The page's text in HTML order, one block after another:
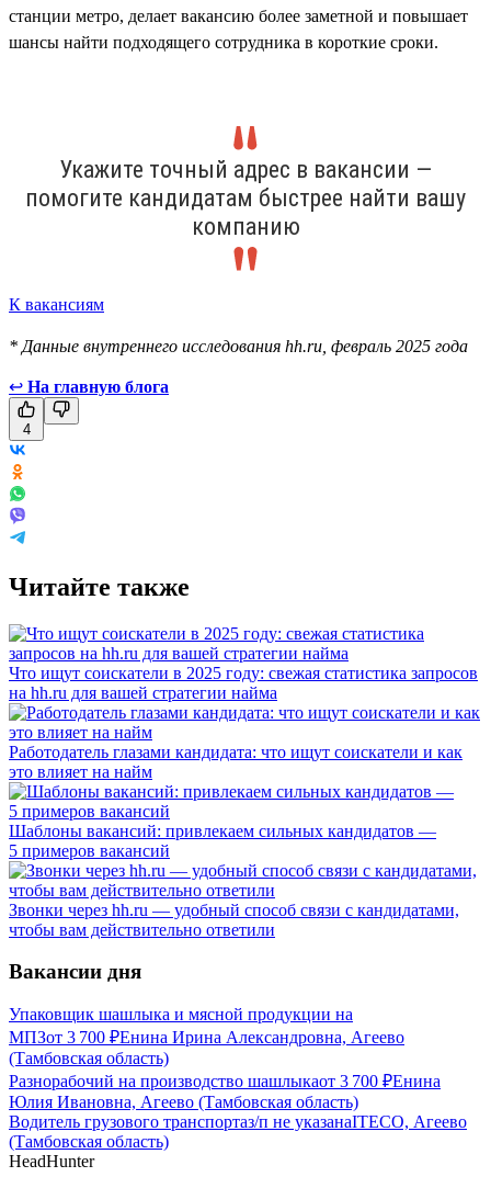
станции метро, делает вакансию более заметной и повышает
шансы найти подходящего сотрудника в короткие сроки.
Укажите точный адрес в вакансии —
помогите кандидатам быстрее найти вашу
компанию
К вакансиям
* Данные внутреннего исследования hh.ru, февраль 2025 года
↩ На главную блога
4
Читайте также
Что ищут соискатели в 2025 году: свежая статистика запросов
на hh.ru для вашей стратегии найма
Работодатель глазами кандидата: что ищут соискатели и как
это влияет на найм
Шаблоны вакансий: привлекаем сильных кандидатов —
5 примеров вакансий
Звонки через hh.ru — удобный способ связи с кандидатами,
чтобы вам действительно ответили
Вакансии дня
Упаковщик шашлыка и мясной продукции на
МПЗот 3 700 ₽Енина Ирина Александровна, Агеево
(Тамбовская область)
Разнорабочий на производство шашлыкаот 3 700 ₽Енина
Юлия Ивановна, Агеево (Тамбовская область)
Водитель грузового транспортаз/п не указанаITECO, Агеево
(Тамбовская область)
HeadHunter